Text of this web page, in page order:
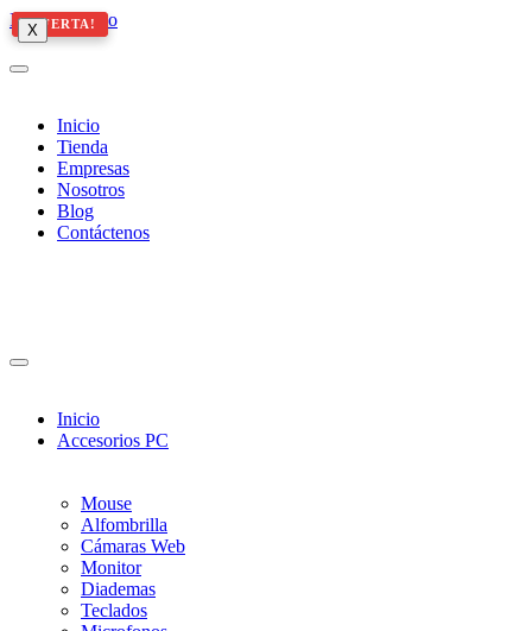
Ir al contenido
Inicio
Tienda
Empresas
Nosotros
Blog
Contáctenos
X
Inicio
Accesorios PC
Mouse
Alfombrilla
Cámaras Web
Monitor
Diademas
Teclados
X
X
¡OFERTA!
¡OFERTA!